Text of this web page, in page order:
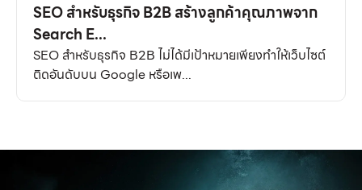
SEO สำหรับธุรกิจ B2B สร้างลูกค้าคุณภาพจาก
Search E...
SEO สำหรับธุรกิจ B2B ไม่ได้มีเป้าหมายเพียงทำให้เว็บไซต์
ติดอันดับบน Google หรือเพ...